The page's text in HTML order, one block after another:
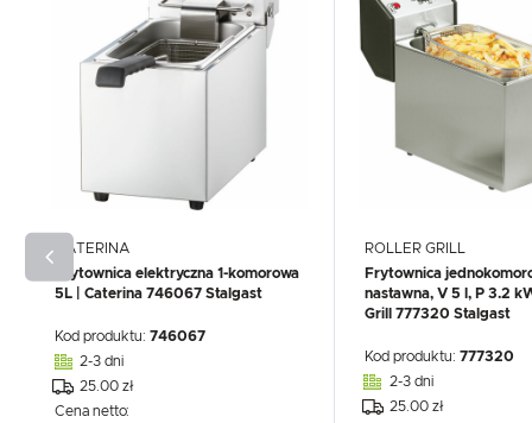
CATERINA
Frytownica elektryczna 1-komorowa
5L | Caterina 746067 Stalgast
Kod produktu:746067
2-3 dni
25.00 zł
Cena netto:
ROLLER GRILL
Frytownica
nastawna, V 5 l, P 3.2
Grill 777320 Stalgast
Kod produktu: 777320
2-3 dni
25.00 zł